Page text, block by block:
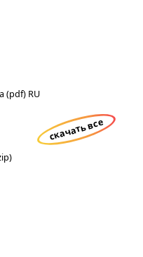
(pdf) RU
скачать все